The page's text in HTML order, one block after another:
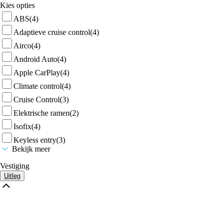
Kies opties
ABS(4)
Adaptieve cruise control(4)
Airco(4)
Android Auto(4)
Apple CarPlay(4)
Climate control(4)
Cruise Control(3)
Elektrische ramen(2)
Isofix(4)
Keyless entry(3)
Bekijk meer
Vestiging
Uitleg